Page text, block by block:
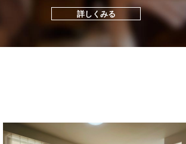
詳しくみる